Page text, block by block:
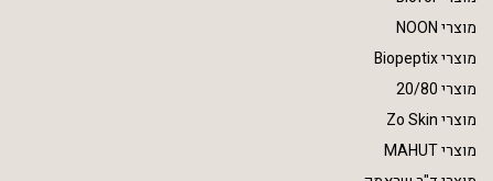
מוצרי NOON
מוצרי Biopeptix
מוצרי 20/80
מוצרי Zo Skin
מוצרי MAHUT